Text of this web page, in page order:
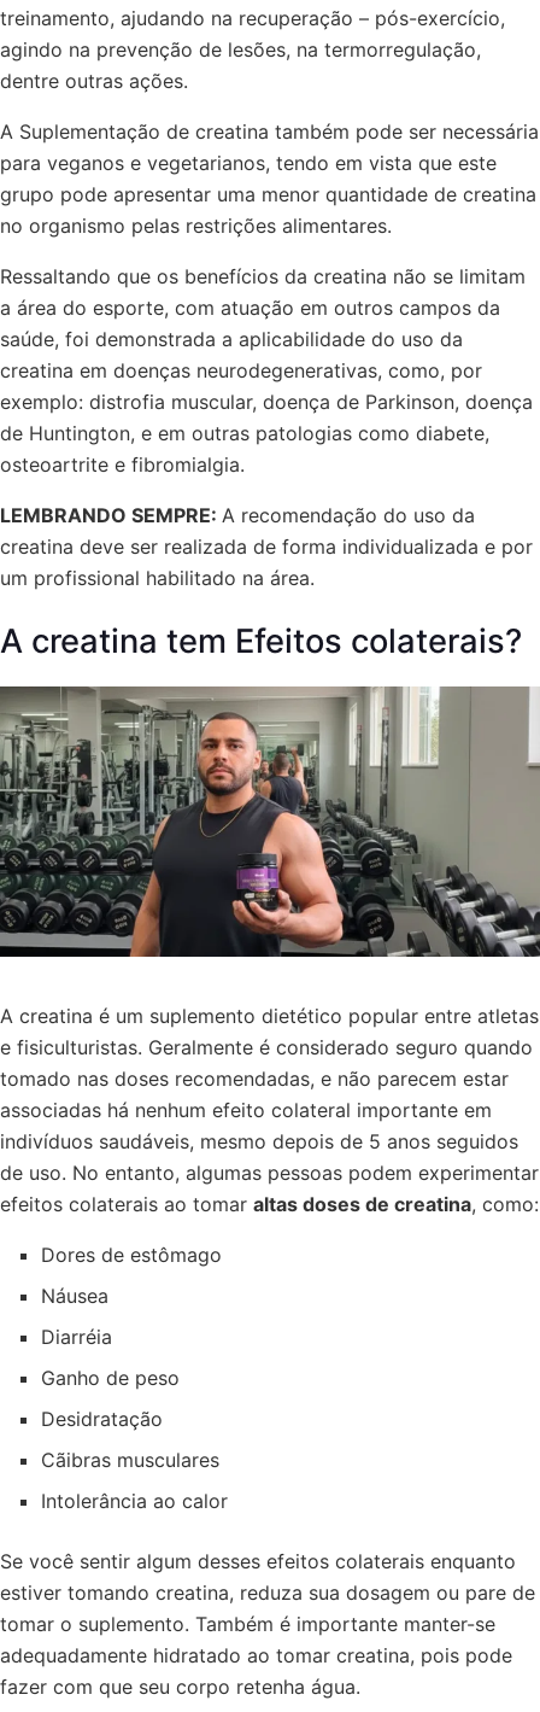
treinamento, ajudando na recuperação – pós-exercício,
agindo na prevenção de lesões, na termorregulação,
dentre outras ações.
A Suplementação de creatina também pode ser necessária
para veganos e vegetarianos, tendo em vista que este
grupo pode apresentar uma menor quantidade de creatina
no organismo pelas restrições alimentares.
Ressaltando que os benefícios da creatina não se limitam
a área do esporte, com atuação em outros campos da
saúde, foi demonstrada a aplicabilidade do uso da
creatina em doenças neurodegenerativas, como, por
exemplo: distrofia muscular, doença de Parkinson, doença
de Huntington, e em outras patologias como diabete,
osteoartrite e fibromialgia.
LEMBRANDO SEMPRE: A recomendação do uso da
creatina deve ser realizada de forma individualizada e por
um profissional habilitado na área.
A creatina tem Efeitos colaterais?
A creatina é um suplemento dietético popular entre atletas
e fisiculturistas. Geralmente é considerado seguro quando
tomado nas doses recomendadas, e não parecem estar
associadas há nenhum efeito colateral importante em
indivíduos saudáveis, mesmo depois de 5 anos seguidos
de uso. No entanto, algumas pessoas podem experimentar
efeitos colaterais ao tomar altas doses de creatina, como:
Dores de estômago
Náusea
Diarréia
Ganho de peso
Desidratação
Cãibras musculares
Intolerância ao calor
Se você sentir algum desses efeitos colaterais enquanto
estiver tomando creatina, reduza sua dosagem ou pare de
tomar o suplemento. Também é importante manter-se
adequadamente hidratado ao tomar creatina, pois pode
fazer com que seu corpo retenha água.